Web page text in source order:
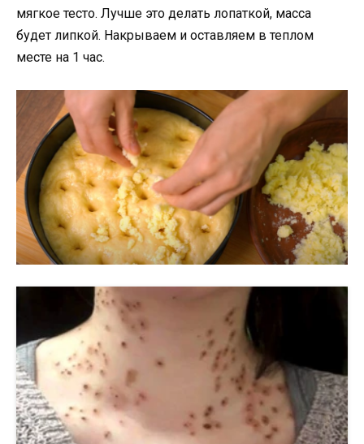
мягкое тесто. Лучше это делать лопаткой, масса
будет липкой. Накрываем и оставляем в теплом
месте на 1 час.